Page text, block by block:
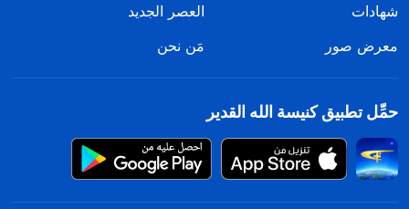
شهادات
العصر الجديد
معرض صور
مَن نحن
حمِّل تطبيق كنيسة الله القدير